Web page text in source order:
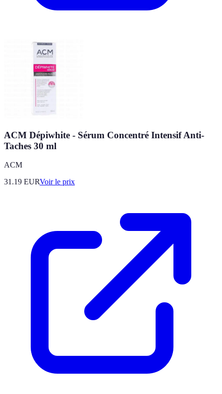
ACM Dépiwhite - Sérum Concentré Intensif Anti-
Taches 30 ml
ACM
31.19 EURVoir le prix